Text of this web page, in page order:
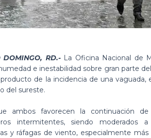
DOMINGO, RD.-La Oficina Nacional de
e inestabilidad sobre gran parte
producto de la incidencia de una
del sureste.
ambos favorecen la continuación
intermitentes, siendo moderados
y ráfagas de viento, especialmente